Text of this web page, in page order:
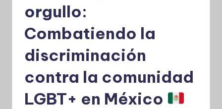
orgullo:
Combatiendo la
discriminación
contra la comunidad
LGBT+ en México